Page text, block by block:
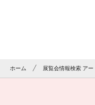
ホーム 展覧会情報検索 ア